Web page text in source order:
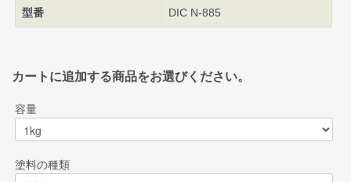
型番 DIC N-885
カートに追加する商品をお選びください。
容量
塗料の種類